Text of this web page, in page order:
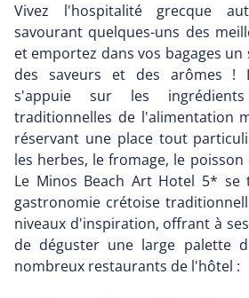
Vivez l'hospitalité grecque
savourant quelques-uns des
et emportez dans vos bagages
des saveurs et des arômes !
s'appuie sur les
traditionnelles de l'alimentation
réservant une place tout
les herbes, le fromage, le
Le Minos Beach Art Hotel 5* se
gastronomie crétoise
niveaux d'inspiration, offrant à
de déguster une large palette
nombreux restaurants de l'hôtel :